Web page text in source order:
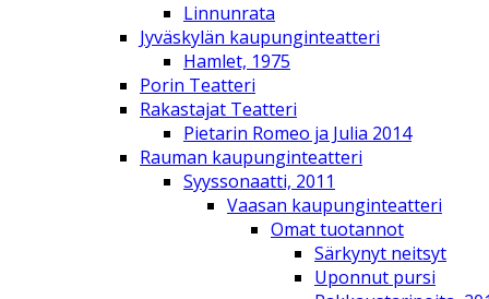
Linnunrata
Jyväskylän kaupunginteatteri
Hamlet, 1975
Porin Teatteri
Rakastajat Teatteri
Pietarin Romeo ja Julia 2014
Rauman kaupunginteatteri
Syyssonaatti, 2011
Vaasan kaupunginteatteri
Omat tuotannot
Särkynyt neitsyt
Uponnut pursi